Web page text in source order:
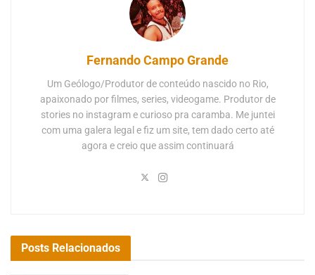
Fernando Campo Grande
Um Geólogo/Produtor de conteúdo nascido no Rio,
apaixonado por filmes, series, videogame. Produtor de
stories no instagram e curioso pra caramba. Me juntei
com uma galera legal e fiz um site, tem dado certo até
agora e creio que assim continuará
Posts Relacionados